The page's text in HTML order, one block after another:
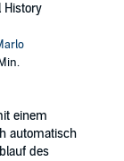
History
einem
automatisch
des